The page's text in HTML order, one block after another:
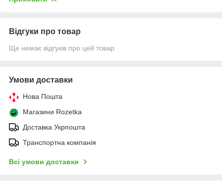
Відгуки про товар
Ще немає відгуків про цей товар
Умови доставки
Нова Пошта
Магазини Rozetka
Доставка Укрпошта
Транспортна компанія
Всі умови доставки